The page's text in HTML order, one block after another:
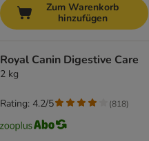
Zum Warenkorb
hinzufügen
Royal Canin Digestive Care
2 kg
Rating: 4.2/5 (818)